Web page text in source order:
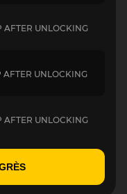
UNLOCKING
UNLOCKING
UNLOCKING